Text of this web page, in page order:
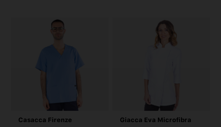
Casacca Firenze
Giacca Eva Microfibra